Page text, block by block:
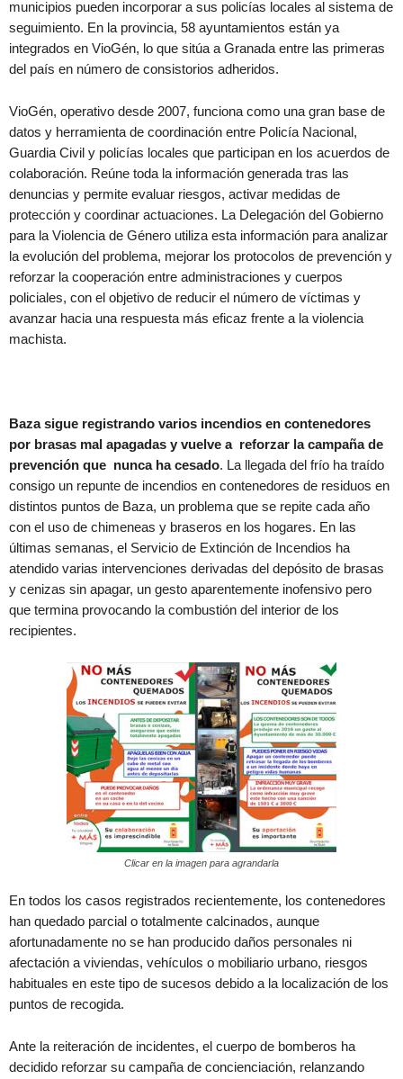
municipios pueden incorporar a sus policías locales al sistema de
seguimiento. En la provincia, 58 ayuntamientos están ya
integrados en VioGén, lo que sitúa a Granada entre las primeras
del país en número de consistorios adheridos.
VioGén, operativo desde 2007, funciona como una gran base de
datos y herramienta de coordinación entre Policía Nacional,
Guardia Civil y policías locales que participan en los acuerdos de
colaboración. Reúne toda la información generada tras las
denuncias y permite evaluar riesgos, activar medidas de
protección y coordinar actuaciones. La Delegación del Gobierno
para la Violencia de Género utiliza esta información para analizar
la evolución del problema, mejorar los protocolos de prevención y
reforzar la cooperación entre administraciones y cuerpos
policiales, con el objetivo de reducir el número de víctimas y
avanzar hacia una respuesta más eficaz frente a la violencia
machista.
Baza sigue registrando varios incendios en contenedores
por brasas mal apagadas y vuelve a reforzar la campaña de
prevención que nunca ha cesado. La llegada del frío ha traído
consigo un repunte de incendios en contenedores de residuos en
distintos puntos de Baza, un problema que se repite cada año
con el uso de chimeneas y braseros en los hogares. En las
últimas semanas, el Servicio de Extinción de Incendios ha
atendido varias intervenciones derivadas del depósito de brasas
y cenizas sin apagar, un gesto aparentemente inofensivo pero
que termina provocando la combustión del interior de los
recipientes.
Clicar en la imagen para agrandarla
En todos los casos registrados recientemente, los contenedores
han quedado parcial o totalmente calcinados, aunque
afortunadamente no se han producido daños personales ni
afectación a viviendas, vehículos o mobiliario urbano, riesgos
habituales en este tipo de sucesos debido a la localización de los
puntos de recogida.
Ante la reiteración de incidentes, el cuerpo de bomberos ha
decidido reforzar su campaña de concienciación, relanzando